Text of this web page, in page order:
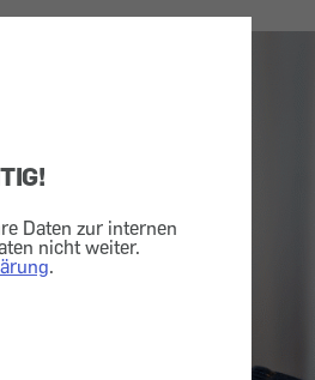
Daten zur internen
nicht weiter.
.